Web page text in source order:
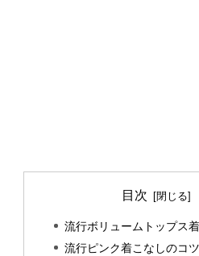
目次
流行ボリュームトップス
流行ピンク着こなしのコツ